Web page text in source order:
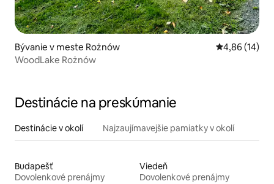
Bývanie v meste Rożnów Priemerné
4,86 (14)
WoodLake Rożnów
Destinácie na preskúmanie
Destinácie v okolí Najzaujímavejšie pamiatky v okolí
Budapešť
Dovolenkové prenájmy
Viedeň
Dovolenkové prenájmy